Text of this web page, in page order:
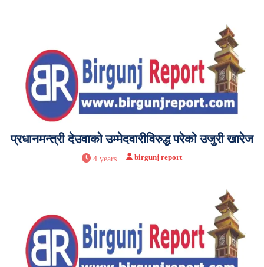
प्रधानमन्त्री देउवाको उम्मेदवारीविरुद्ध परेको उजुरी खारेज
4 years birgunj report